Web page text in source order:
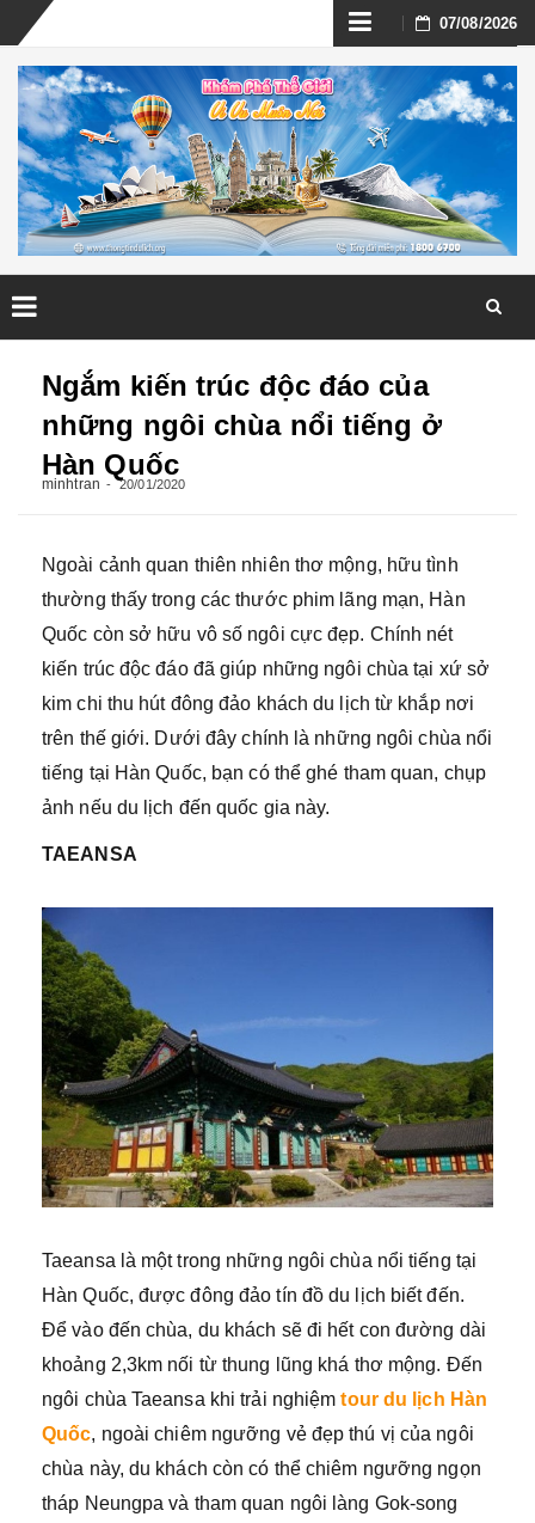
Skip
to
content
07/08/2026
Ngắm kiến trúc độc đáo của
những ngôi chùa nổi tiếng ở
Hàn Quốc
minhtran 20/01/2020
Ngoài cảnh quan thiên nhiên thơ mộng, hữu tình
thường thấy trong các thước phim lãng mạn, Hàn
Quốc còn sở hữu vô số ngôi cực đẹp. Chính nét
kiến trúc độc đáo đã giúp những ngôi chùa tại xứ sở
kim chi thu hút đông đảo khách du lịch từ khắp nơi
trên thế giới. Dưới đây chính là những ngôi chùa nổi
tiếng tại Hàn Quốc, bạn có thể ghé tham quan, chụp
ảnh nếu du lịch đến quốc gia này.
TAEANSA
Taeansa là một trong những ngôi chùa nổi tiếng tại
Hàn Quốc, được đông đảo tín đồ du lịch biết đến.
Để vào đến chùa, du khách sẽ đi hết con đường dài
khoảng 2,3km nối từ thung lũng khá thơ mộng. Đến
ngôi chùa Taeansa khi trải nghiệmtour du lịch Hàn
Quốc, ngoài chiêm ngưỡng vẻ đẹp thú vị của ngôi
chùa này, du khách còn có thể chiêm ngưỡng ngọn
tháp Neungpa và tham quan ngôi làng Gok-song